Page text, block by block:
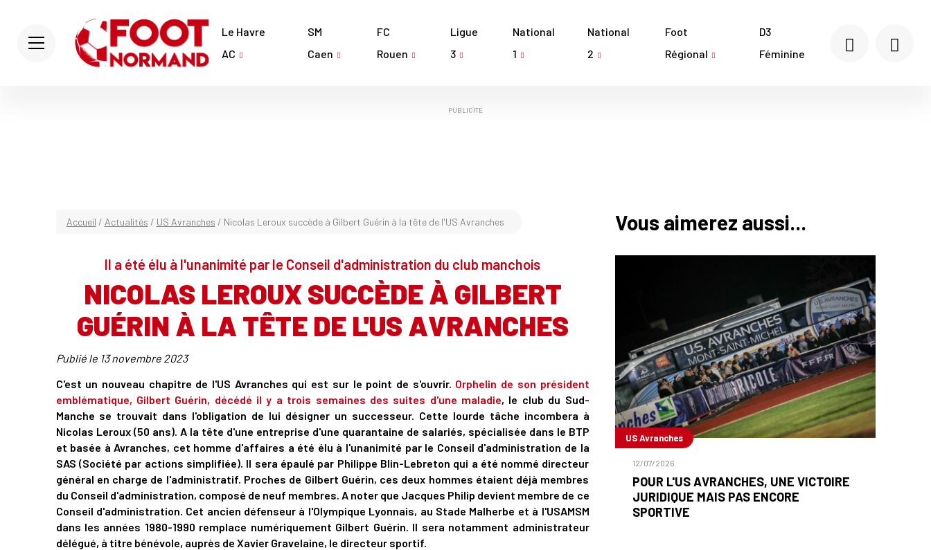
Le Havre
AC
SM
Caen
FC
Rouen
Ligue
3
National
1
National
2
Foot
Régional
D3
Féminine
PUBLICITÉ
Accueil / Actualités / US Avranches / Nicolas Leroux succède à Gilbert Guérin à la tête de l'US Avranches
Il a été élu à l'unanimité par le Conseil d'administration du club manchois
NICOLAS LEROUX SUCCÈDE À GILBERT
GUÉRIN À LA TÊTE DE L'US AVRANCHES
Publié le 13 novembre 2023
C'est un nouveau chapitre de l'US Avranches qui est sur le point de s'ouvrir. Orphelin de son président
emblématique, Gilbert Guérin, décédé il y a trois semaines des suites d'une maladie, le club du Sud-
Manche se trouvait dans l'obligation de lui désigner un successeur. Cette lourde tâche incombera à
Nicolas Leroux (50 ans). A la tête d'une entreprise d'une quarantaine de salariés, spécialisée dans le BTP
et basée à Avranches, cet homme d'affaires a été élu à l'unanimité par le Conseil d'administration de la
SAS (Société par actions simplifiée). Il sera épaulé par Philippe Blin-Lebreton qui a été nommé directeur
général en charge de l'administratif. Proches de Gilbert Guérin, ces deux hommes étaient déjà membres
du Conseil d'administration, composé de neuf membres. A noter que Jacques Philip devient membre de ce
Conseil d'administration. Cet ancien défenseur à l'Olympique Lyonnais, au Stade Malherbe et à l'USAMSM
dans les années 1980-1990 remplace numériquement Gilbert Guérin. Il sera notamment administrateur
délégué, à titre bénévole, auprès de Xavier Gravelaine, le directeur sportif.
Vous aimerez aussi...
US Avranches
12/07/2026
POUR L'US AVRANCHES, UNE VICTOIRE
JURIDIQUE MAIS PAS ENCORE
SPORTIVE